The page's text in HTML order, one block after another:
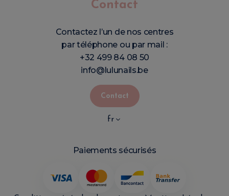
Contact
Contactez l’un de nos centres
par téléphone ou par mail :
+32 499 84 08 50
info@lulunails.be
Contact
fr
Paiements sécurisés